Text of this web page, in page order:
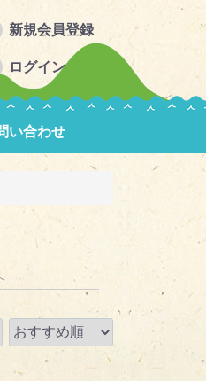
新規会員登録
ログイン
い合わせ